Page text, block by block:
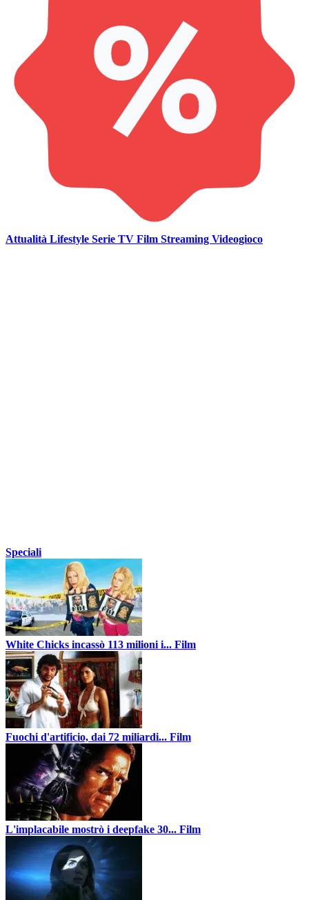
Attualità Lifestyle Serie TV Film Streaming Videogioco
Speciali
White Chicks incassò 113 milioni i... Film
Fuochi d'artificio, dai 72 miliardi... Film
L'implacabile mostrò i deepfake 30... Film